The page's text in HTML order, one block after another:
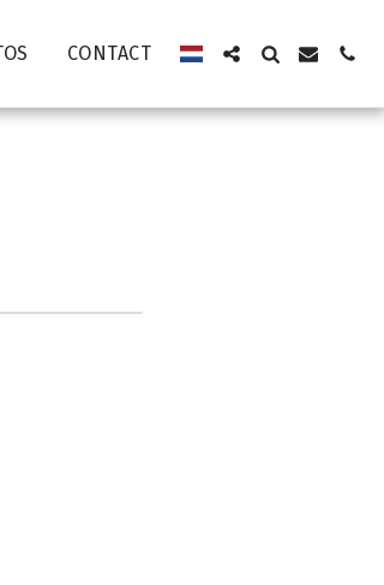
CONTACT